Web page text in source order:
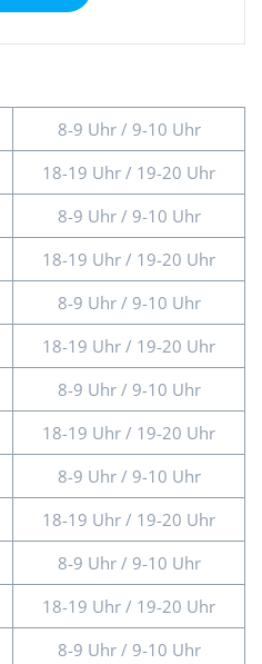
8-9 Uhr / 9-10 Uhr
18-19 Uhr / 19-20 Uhr
8-9 Uhr / 9-10 Uhr
18-19 Uhr / 19-20 Uhr
8-9 Uhr / 9-10 Uhr
18-19 Uhr / 19-20 Uhr
8-9 Uhr / 9-10 Uhr
18-19 Uhr / 19-20 Uhr
8-9 Uhr / 9-10 Uhr
18-19 Uhr / 19-20 Uhr
8-9 Uhr / 9-10 Uhr
18-19 Uhr / 19-20 Uhr
8-9 Uhr / 9-10 Uhr